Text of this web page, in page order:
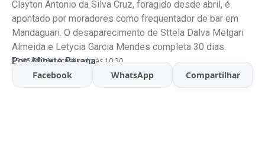
Clayton Antonio da Silva Cruz, foragido desde abril, é
apontado por moradores como frequentador de bar em
Mandaguari. O desaparecimento de Sttela Dalva Melgari
Almeida e Letycia Garcia Mendes completa 30 dias.
Por:Minuto Parana
23/05/2026 Atualizado às 10:30
Facebook WhatsApp Compartilhar